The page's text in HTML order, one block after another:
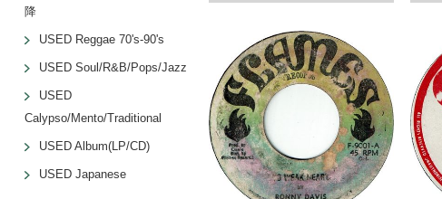
降
USED Reggae 70's-90's
USED Soul/R&B/Pops/Jazz
USED
Calypso/Mento/Traditional
USED Album(LP/CD)
USED Japanese